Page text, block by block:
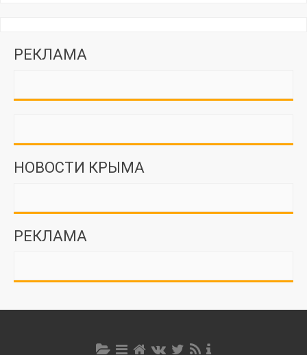
РЕКЛАМА
НОВОСТИ КРЫМА
РЕКЛАМА